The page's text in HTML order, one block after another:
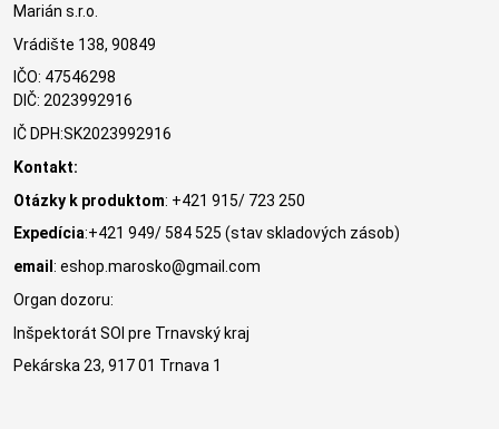
Marián s.r.o.
Vrádište 138, 90849
IČO: 47546298
DIČ: 2023992916
IČ DPH:SK2023992916
Kontakt:
Otázky k produktom: +421 915/ 723 250
Expedícia:+421 949/ 584 525 (stav skladových zásob)
email : eshop.marosko@gmail.com
Organ dozoru:
Inšpektorát SOI pre Trnavský kraj
Pekárska 23, 917 01 Trnava 1